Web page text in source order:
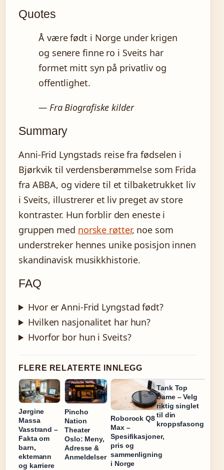
Quotes
Å være født i Norge under krigen
og senere finne ro i Sveits har
formet mitt syn på privatliv og
offentlighet.
— Fra Biografiske kilder
Summary
Anni-Frid Lyngstads reise fra fødselen i
Bjørkvik til verdensberømmelse som Frida
fra ABBA, og videre til et tilbaketrukket liv
i Sveits, illustrerer et liv preget av store
kontraster. Hun forblir den eneste i
gruppen med norske røtter, noe som
understreker hennes unike posisjon innen
skandinavisk musikkhistorie.
FAQ
Hvor er Anni-Frid Lyngstad født?
Hvilken nasjonalitet har hun?
Hvorfor bor hun i Sveits?
FLERE RELATERTE INNLEGG
Jørgine
Massa
Vasstrand –
Fakta om
barn,
ektemann
og karriere
Pincho
Nation
Theater
Oslo: Meny,
Adresse &
Anmeldelser
Roborock Q8
Max –
Spesifikasjoner,
pris og
sammenligning
i Norge
Tank Top
Dame – Velg
riktig singlet
til din
kroppsfasong